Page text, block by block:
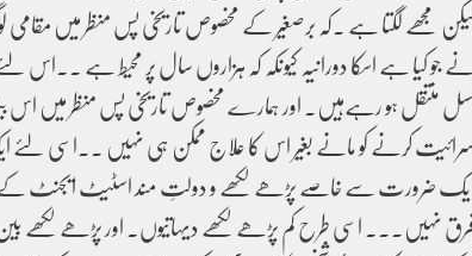
مجھے لگتا ہے ۔کہ برصغیر کے مخصوص تاریخی پس منظر میں
جو کیا ہے اسکا دورانیہ کیونکہ کہ ہزاروں سال پر محیط ہے
منتقل ہو رہےہیں۔ اور ہمارے مخصوص تاریخی پس منظر میں اس
کرنے کو مانے بغیر اس کا علاج ممکن ہی نہیں ۔۔اسی لئے ایک
ضرورت سے خاصے پڑھے لکھے و دولتِ مند اسٹیٹ ایجنٹ کے
نہیں۔۔۔ اسی طرح کم پڑھے لکھے دیہاتیوں۔ اور پڑھے لکھے بین